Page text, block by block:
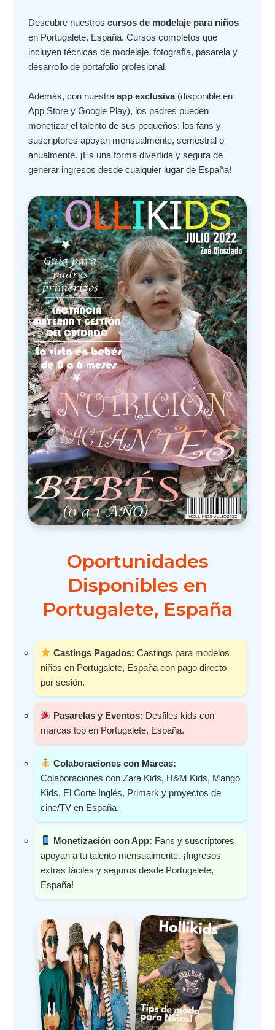
Descubre nuestroscursos de modelaje para niños
en Portugalete, España. Cursos completos que
incluyen técnicas de modelaje, fotografía, pasarela y
desarrollo de portafolio profesional.
Además, con nuestraapp exclusiva(disponible en
App Store y Google Play), los padres pueden
monetizar el talento de sus pequeños: los fans y
suscriptores apoyan mensualmente, semestral o
anualmente. ¡Es una forma divertida y segura de
generar ingresos desde cualquier lugar de España!
Oportunidades
Disponibles en
Portugalete, España
Castings Pagados: Castings para modelos
niños en Portugalete, España con pago directo
por sesión.
Pasarelas y Eventos: Desfiles kids con
marcas top en Portugalete, España.
Colaboraciones con Marcas:
Colaboraciones con Zara Kids, H&M Kids, Mango
Kids, El Corte Inglés, Primark y proyectos de
cine/TV en España.
Monetización con App: Fans y suscriptores
apoyan a tu talento mensualmente. ¡Ingresos
extras fáciles y seguros desde Portugalete,
España!